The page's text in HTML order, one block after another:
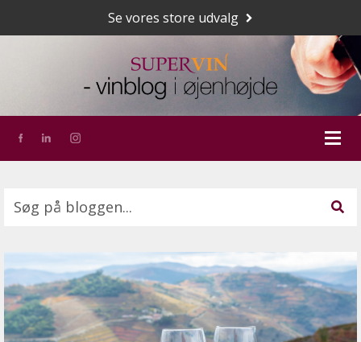
Se vores store udvalg
Dette er et søgefelt med en tilknyttet funktion for